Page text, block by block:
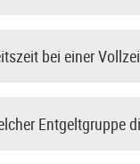
bei einer
Entgeltgruppe